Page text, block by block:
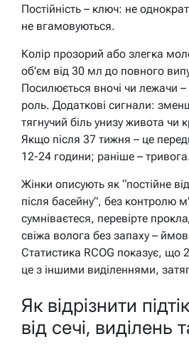
Постійність – ключ: не
не вгамовуються.
Колір прозорий або злегка
об’єм від 30 мл до повного
Посилюється вночі чи лежачи –
роль. Додаткові сигнали:
тягнучий біль унизу живота чи
Якщо після 37 тижня – це
12-24 години; раніше –
Жінки описують як “постійне
після басейну”, без контролю
сумніваєтеся, перевірте
свіжа волога без запаху –
Статистика RCOG показує, що
це з іншими виділеннями,
Як відрізнити
від сечі, виділень